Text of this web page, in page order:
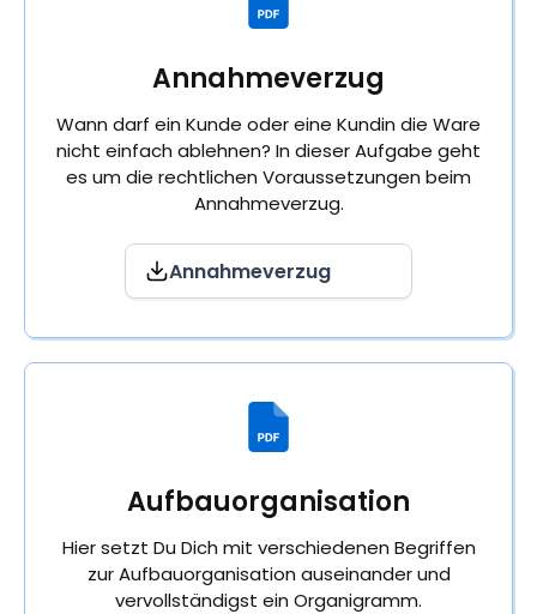
Annahmeverzug
Wann darf ein Kunde oder eine Kundin die Ware
nicht einfach ablehnen? In dieser Aufgabe geht
es um die rechtlichen Voraussetzungen beim
Annahmeverzug.
Annahmeverzug
Aufbauorganisation
Hier setzt Du Dich mit verschiedenen Begriffen
zur Aufbauorganisation auseinander und
vervollständigst ein Organigramm.